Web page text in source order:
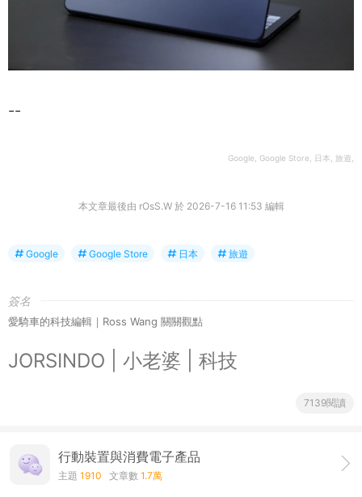
--
Google, Google Store, 日本, 旅遊,
本文章最後由 rOsS.W 於 2026-7-16 11:53 編輯
Google Google Store 日本 旅遊
簽名
愛騎車的科技編輯｜Ross Wang 關關觀點
JORSINDO | 小老婆 | 科技
7139閱讀
行動裝置與消費電子產品
主題 1910 文章數 1.7萬